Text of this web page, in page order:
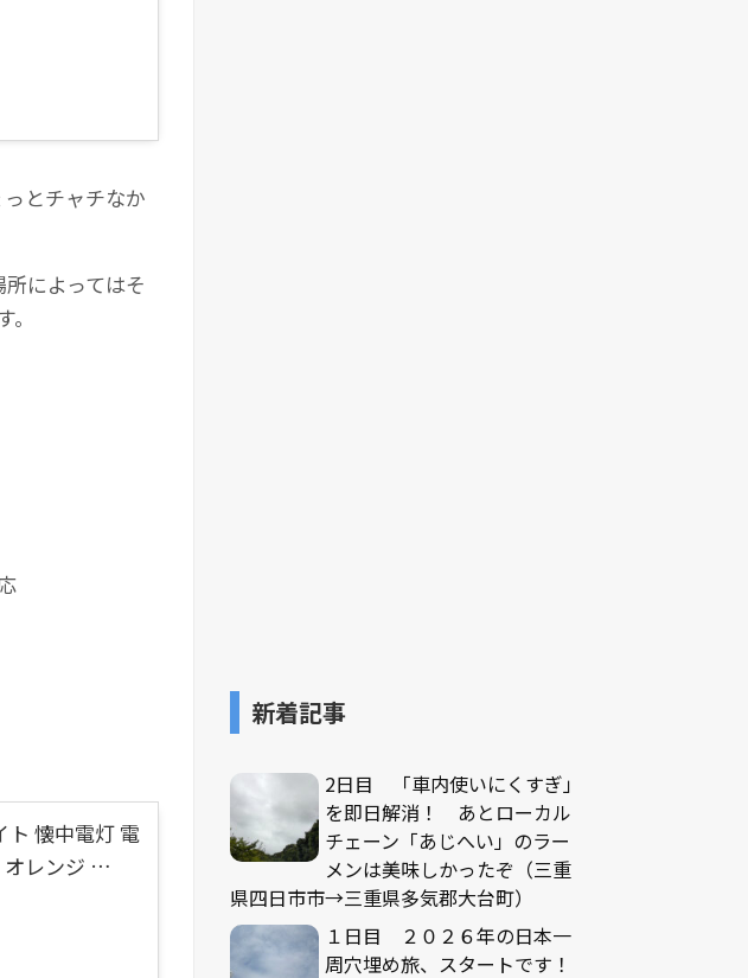
とチャチなか
によってはそ
ト 懐中電灯 電
オレンジ …
新着記事
2日目 「車内使いにくすぎ」
を即日解消！ あとローカル
チェーン「あじへい」のラー
メンは美味しかったぞ（三重
県四日市市→三重県多気郡大台町）
１日目 ２０２６年の日本一
周穴埋め旅、スタートです！